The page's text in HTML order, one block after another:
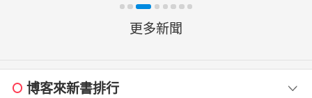
更多新聞
博客來新書排行